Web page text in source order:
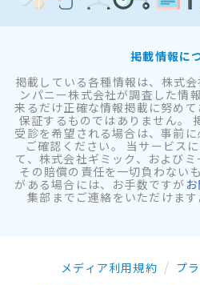
掲載情報に
掲載している各種情報は、株式
ンパニー株式会社が調査した情
来るだけ正確な情報掲載に努め
保証するものではありません。
受診を希望される場合は、事前
ご確認ください。 当サービス
て、株式会社ギミック、および
その賠償の責任を一切負わない
がある場合には、お手数ですが
集部までご連絡をいただけます
メディア利用規約
プ